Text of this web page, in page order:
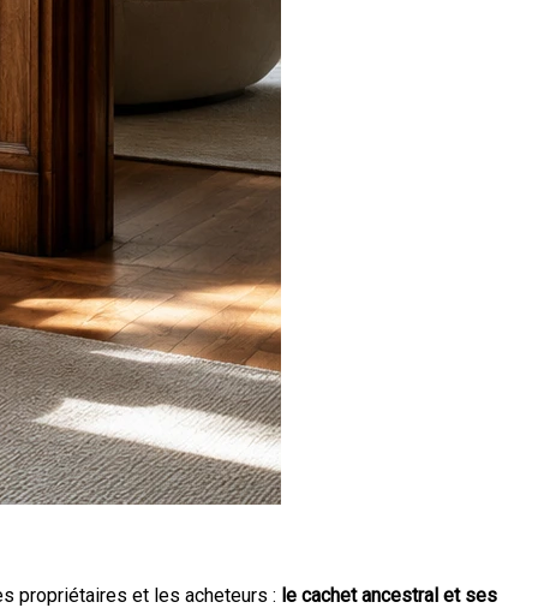
propriétaires et les acheteurs : le cachet ancestral et ses